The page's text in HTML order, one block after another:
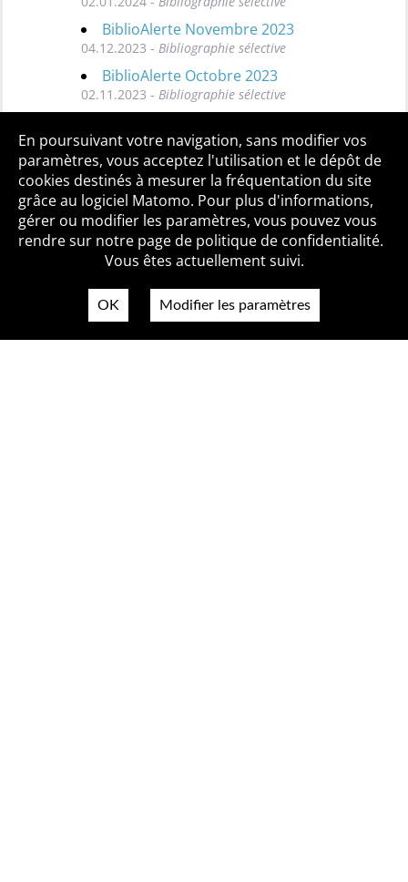
BiblioAlerte Novembre 2023
04.12.2023 - Bibliographie sélective
BiblioAlerte Octobre 2023
02.11.2023 - Bibliographie sélective
Toutes les BiblioAlertes
Qui sommes-nous ? Mentions légales
Accessibilité
Politique de confidentialité
Contact
En poursuivant votre navigation, sans modifier vos
paramètres, vous acceptez l'utilisation et le dépôt de
cookies destinés à mesurer la fréquentation du site
grâce au logiciel Matomo. Pour plus d'informations,
gérer ou modifier les paramètres, vous pouvez vous
rendre sur notre page de politique de confidentialité.
Vous êtes actuellement suivi.
OK Modifier les paramètres